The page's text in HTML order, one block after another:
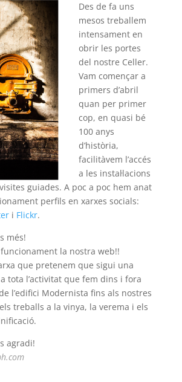
Des de fa uns
mesos treballem
intensament en
obrir les portes
del nostre Celler.
Vam començar a
primers d’abril
quan per primer
cop, en quasi bé
100 anys
d’història,
facilitàvem l’accés
a les instal·lacions
guiades. A poc a poc hem anat
perfils en xarxes socials:
i Flickr.
més!
la nostra web!!
que pretenem que sigui una
tota l’activitat que fem dins i fora
l’edifici Modernista fins als nostres
treballs a la vinya, la verema i els
agradi!